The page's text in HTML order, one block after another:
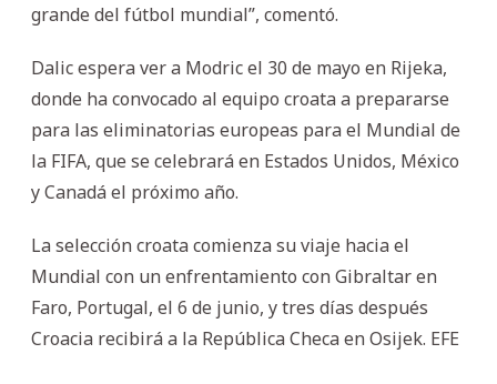
grande del fútbol mundial”, comentó.
Dalic espera ver a Modric el 30 de mayo en Rijeka,
donde ha convocado al equipo croata a prepararse
para las eliminatorias europeas para el Mundial de
la FIFA, que se celebrará en Estados Unidos, México
y Canadá el próximo año.
La selección croata comienza su viaje hacia el
Mundial con un enfrentamiento con Gibraltar en
Faro, Portugal, el 6 de junio, y tres días después
Croacia recibirá a la República Checa en Osijek. EFE